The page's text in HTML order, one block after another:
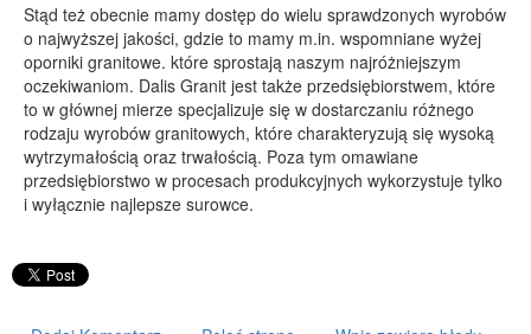
Transport
Części Samochodowe
Wynajem
Usługi Motoryzacyjne
Salony, Komisy
POPULARYZACJA
Materiały Reklamowe
Stąd też obecnie mamy dostęp do wielu sprawdzonych wyrobów
o najwyższej jakości, gdzie to mamy m.in. wspomniane wyżej
oporniki granitowe. które sprostają naszym najróżniejszym
oczekiwaniom. Dalis Granit jest także przedsiębiorstwem, które
to w głównej mierze specjalizuje się w dostarczaniu różnego
rodzaju wyrobów granitowych, które charakteryzują się wysoką
wytrzymałością oraz trwałością. Poza tym omawiane
przedsiębiorstwo w procesach produkcyjnych wykorzystuje tylko
i wyłącznie najlepsze surowce.